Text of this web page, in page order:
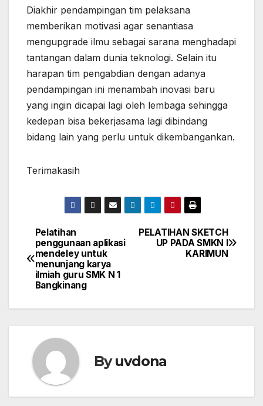
Diakhir pendampingan tim pelaksana
memberikan motivasi agar senantiasa
mengupgrade ilmu sebagai sarana menghadapi
tantangan dalam dunia teknologi. Selain itu
harapan tim pengabdian dengan adanya
pendampingan ini menambah inovasi baru
yang ingin dicapai lagi oleh lembaga sehingga
kedepan bisa bekerjasama lagi dibindang
bidang lain yang perlu untuk dikembangankan.
Terimakasih
Post
navigation
PELATIHAN SKETCH
UP PADA SMKN I
KARIMUN
Pelatihan
penggunaan aplikasi
mendeley untuk
menunjang karya
ilmiah guru SMK N 1
Bangkinang
Byuvdona